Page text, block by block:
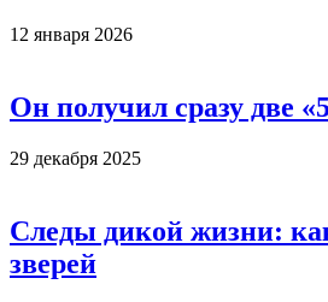
12 января 2026
Он получил сразу две
29 декабря 2025
Следы дикой жизни:
зверей